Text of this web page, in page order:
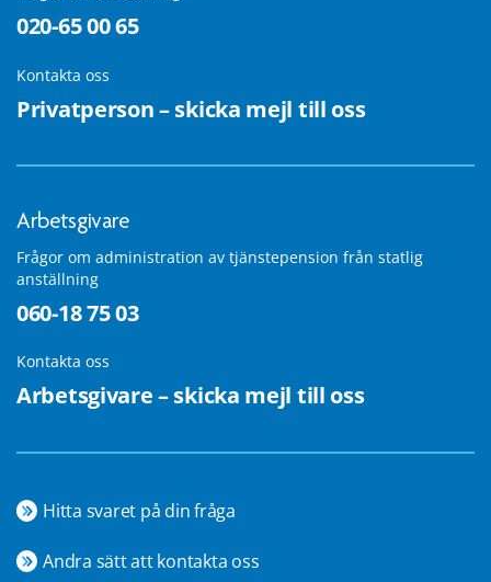
020-65 00 65
Kontakta oss
Privatperson – skicka mejl till oss
Arbetsgivare
Frågor om administration av tjänstepension från statlig
anställning
060-18 75 03
Kontakta oss
Arbetsgivare – skicka mejl till oss
Hitta svaret på din fråga
Andra sätt att kontakta oss